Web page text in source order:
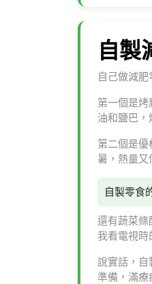
自製
自己做減
第一個是
油和鹽巴，
第二個是
暑，熱量又
自製零食
還有蔬菜條
我看電視時
說實話，自
準備，滿療